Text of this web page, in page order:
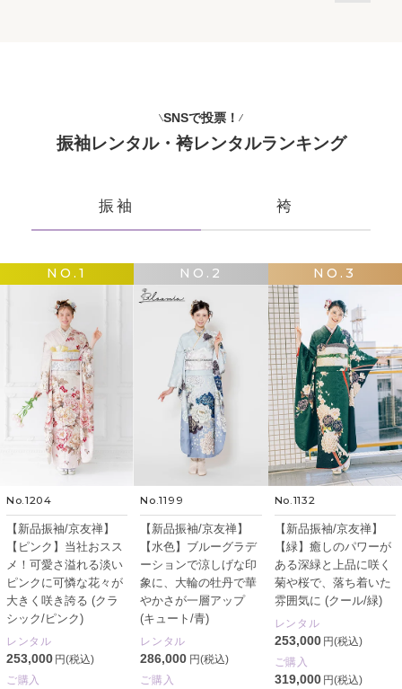
SNSで投票！
振袖レンタル・袴レンタルランキング
振袖 袴
NO.1
No.1204
【新品振袖/京友禅】
【ピンク】当社おスス
メ！可愛さ溢れる淡い
ピンクに可憐な花々が
大きく咲き誇る (クラ
シック/ピンク)
レンタル
253,000 円(税込)
ご購入
NO.2
No.1199
【新品振袖/京友禅】
【水色】ブルーグラデ
ーションで涼しげな印
象に、大輪の牡丹で華
やかさが一層アップ
(キュート/青)
レンタル
286,000 円(税込)
ご購入
NO.3
No.1132
【新品振袖/京友禅】
【緑】癒しのパワーが
ある深緑と上品に咲く
菊や桜で、落ち着いた
雰囲気に (クール/緑)
レンタル
253,000 円(税込)
ご購入
319,000 円(税込)